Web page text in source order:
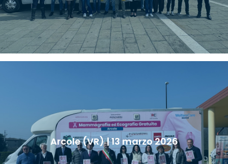
Arcole (VR) | 13 marzo 2026